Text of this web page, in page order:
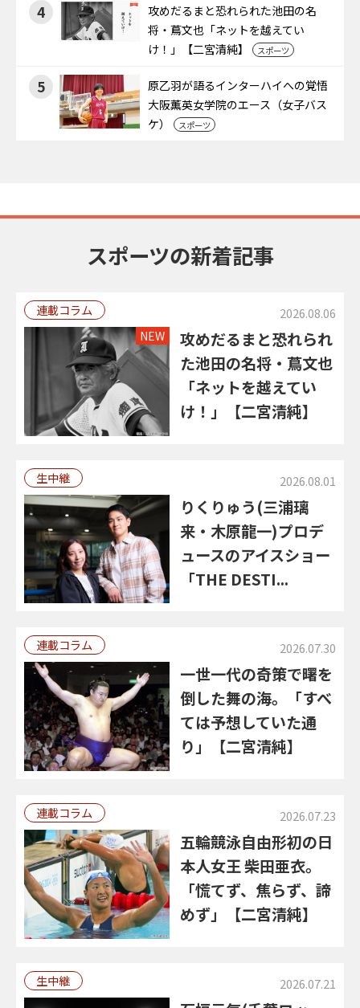
4
攻めだるまと恐れられた池田の名
将・蔦文也「ネットを越えてい
け！」【二宮清純】
スポーツ
5
原乙羽が語るインターハイへの覚悟
大阪薫英女学院のエース（女子バス
ケ）
スポーツ
スポーツの新着記事
連載コラム 2026.08.06
NEW
攻めだるまと恐れられ
た池田の名将・蔦文也
「ネットを越えてい
け！」【二宮清純】
生中継 2026.08.01
りくりゅう(三浦璃
来・木原龍一)プロデ
ュースのアイスショー
「THE DESTI...
連載コラム 2026.07.30
一世一代の奇策で曙を
倒した舞の海。「すべ
ては予想していた通
り」【二宮清純】
連載コラム 2026.07.23
五輪競泳自由形初の日
本人女王 柴田亜衣。
「慌てず、焦らず、諦
めず」【二宮清純】
生中継 2026.07.21